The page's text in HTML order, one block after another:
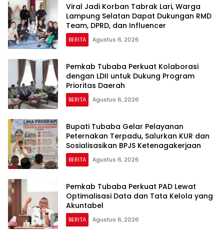
Viral Jadi Korban Tabrak Lari, Warga
Lampung Selatan Dapat Dukungan RMD
Team, DPRD, dan Influencer
BERITA Agustus 6, 2026
Pemkab Tubaba Perkuat Kolaborasi
dengan LDII untuk Dukung Program
Prioritas Daerah
BERITA Agustus 6, 2026
Bupati Tubaba Gelar Pelayanan
Peternakan Terpadu, Salurkan KUR dan
Sosialisasikan BPJS Ketenagakerjaan
BERITA Agustus 6, 2026
Pemkab Tubaba Perkuat PAD Lewat
Optimalisasi Data dan Tata Kelola yang
Akuntabel
BERITA Agustus 6, 2026